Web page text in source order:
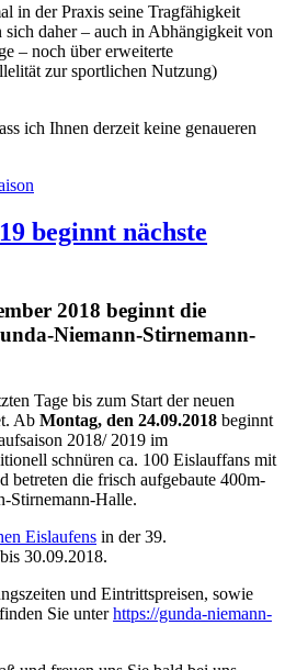
in der Praxis seine Tragfähigkeit
sich daher – auch in Abhängigkeit von
– noch über erweiterte
zur sportlichen Nutzung)
ich Ihnen derzeit keine genaueren
beginnt nächste
2018 beginnt die
Niemann-Stirnemann-
Tage bis zum Start der neuen
Ab Montag, den 24.09.2018 beginnt
2018/ 2019 im
schnüren ca. 100 Eislauffans mit
betreten die frisch aufgebaute 400m-
Stirnemann-Halle.
Eislaufens in der 39.
30.09.2018.
und Eintrittspreisen, sowie
Sie unterhttps://gunda-niemann-